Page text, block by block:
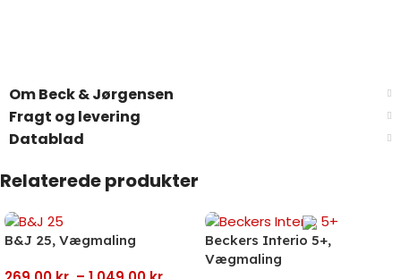
Om Beck & Jørgensen
Fragt og levering
Datablad
Relaterede produkter
B&J 25, Vægmaling
Beckers Interio 5+,
Vægmaling